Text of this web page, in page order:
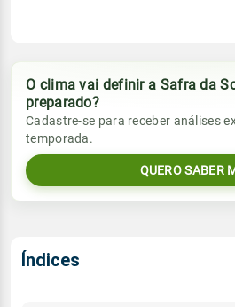
O clima vai definir a Safra da
preparado?
Cadastre-se para receber análises
temporada.
QUERO SABER
Índices